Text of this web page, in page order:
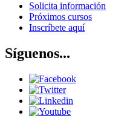
Solicita información
Próximos cursos
Inscríbete aquí
Síguenos...